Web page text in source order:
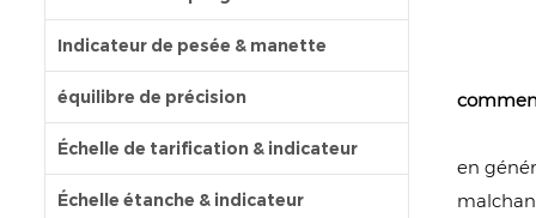
Indicateur de pesée & manette
équilibre de précision
Échelle de tarification & indicateur
Échelle étanche & indicateur
en